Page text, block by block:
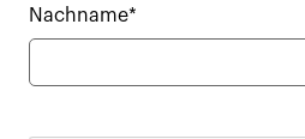
Nachname*